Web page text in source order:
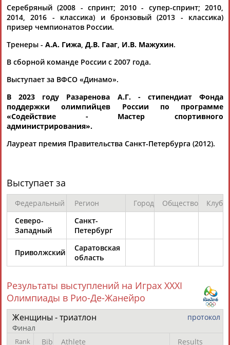
Рамазан
АБДУЛАЕВ
Тагир
АБДУЛАЕВ
Камалудин
АБДУЛДАУДОВ
Абдула
АБДУЛЖАЛИЛОВ
Магомед
АБДУЛКАГИРОВ
Назир
АБДУЛЛАЕВ
ЕЩЁ ПЕРСОНЫ
Серебряный (2008 - спринт; 2010 - супер-спринт; 2010,
2014, 2016 - классика) и бронзовый (2013 - классика)
призер чемпионатов России.
Тренеры - А.А. Гижа, Д.В. Гааг, И.В. Мажухин.
В сборной команде России с 2007 года.
Выступает за ВФСО «Динамо».
В 2023 году Разаренова А.Г. - стипендиат Фонда
поддержки олимпийцев России по программе
«Содействие - Мастер спортивного
администрирования».
Лауреат премия Правительства Санкт-Петербурга (2012).
Выступает за
Федеральный Регион Город Общество
Клуб
Северо-
Западный
Санкт-
Петербург
Приволжский
Саратовская
область
Результаты выступлений на Играх XXXI
Олимпиады в Рио-Де-Жанейро
протокол
Женщины - триатлон
Финал
Rank Bib Athlete Results